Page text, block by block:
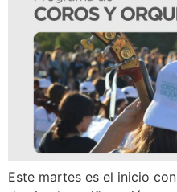
Este martes es el inicio